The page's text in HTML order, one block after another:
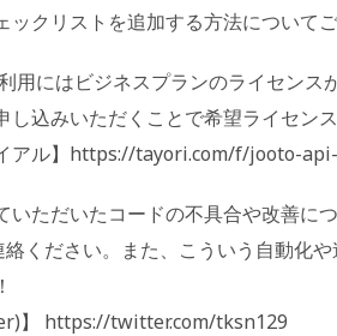
ックリストを追加する方法について
用にはビジネスプランのライセン
し込みいただくことで希望ライセン
イアル】https://tayori.com/f/jooto-
いただいたコードの不具合や改善
ください。また、こういう自動化
】 https://twitter.com/tksn129